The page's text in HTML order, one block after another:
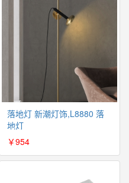
落地灯 新潮灯饰,L8880 落
地灯
￥954